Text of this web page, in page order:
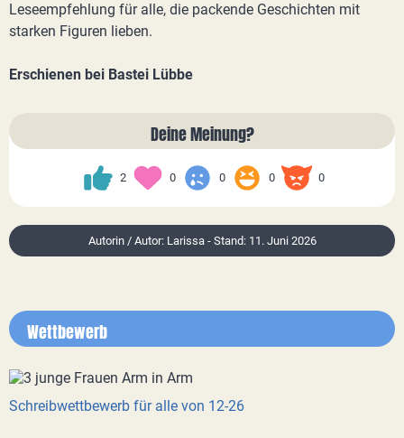
Leseempfehlung für alle, die packende Geschichten mit
starken Figuren lieben.
Erschienen bei Bastei Lübbe
Deine Meinung?
2 0 0 0 0
Autorin / Autor: Larissa - Stand: 11. Juni 2026
Wettbewerb
Schreibwettbewerb für alle von 12-26